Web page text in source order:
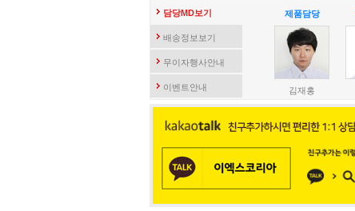
담당MD보기
배송정보보기
무이자행사안내
이벤트안내
제품담당
김재홍